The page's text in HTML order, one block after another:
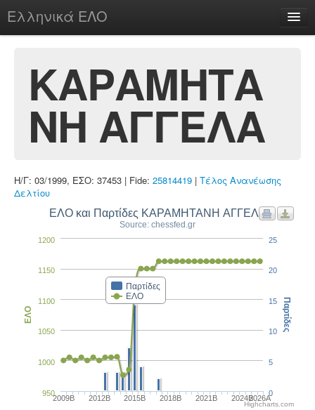
Ελληνικά ΕΛΟ
chesstu.be @ discord
Login
ΚΑΡΑΜΗΤΑ
ΝΗ ΑΓΓΕΛΑ
Η/Γ: 03/1999, ΕΣΟ: 37453 | Fide: 25814419 | Τέλος Ανανέωσης
Δελτίου
ΕΛΟ και Παρτίδες ΚΑΡΑΜΗΤΑΝΗ ΑΓΓΕΛΑ
Source: chessfed.gr
Παρτίδες
ΕΛΟ
2009B 2012B 2015B 2018B 2021B 2024B2026A
950
1000
1050
1100
1150
1200
ΕΛΟ
0
5
10
15
20
25
Παρτίδες
Highcharts.com